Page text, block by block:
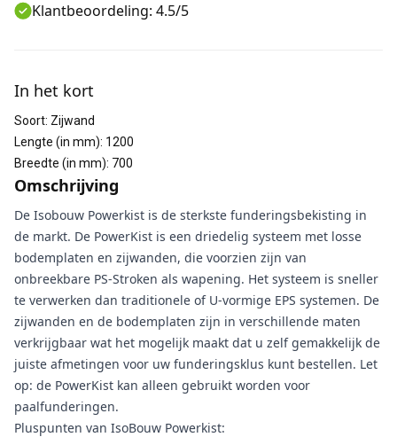
Klantbeoordeling: 4.5/5
In het kort
Soort: Zijwand
Lengte (in mm): 1200
Breedte (in mm): 700
Omschrijving
De Isobouw Powerkist is de sterkste funderingsbekisting in
de markt. De PowerKist is een driedelig systeem met losse
bodemplaten en zijwanden, die voorzien zijn van
onbreekbare PS-Stroken als wapening. Het systeem is sneller
te verwerken dan traditionele of U-vormige EPS systemen. De
zijwanden en de bodemplaten zijn in verschillende maten
verkrijgbaar wat het mogelijk maakt dat u zelf gemakkelijk de
juiste afmetingen voor uw funderingsklus kunt bestellen. Let
op: de PowerKist kan alleen gebruikt worden voor
paalfunderingen.
Pluspunten van IsoBouw Powerkist: